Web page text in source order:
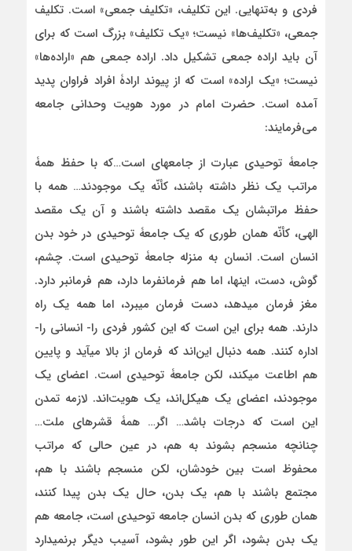
فردی و به‌تنهایی. این تکلیف، «تکلیف جمعی» است. تکلیف
جمعی، «تکلیف‌ها» نیست؛ «یک تکلیف» بزرگ است که برای
آن باید اراده جمعی تشکیل داد. اراده جمعی هم «اراده‌ها»
نیست؛ «یک اراده» است که از پیوند ارادۀ افراد فراوان پدید
آمده است. حضرت امام در مورد هویت وحدانی جامعه
می‌فرمایند:
جامعۀ توحیدی عبارت از جامعه‏ای است…که با حفظ همۀ
مراتب یک نظر داشته باشند، کأنّه یک موجودند… همه با
حفظ مراتبشان یک مقصد داشته باشند و آن یک مقصد
الهی، کأنّه همان طوری که یک جامعۀ توحیدی در خود بدن
انسان است. انسان به منزله جامعۀ توحیدی است. چشم،
گوش، دست، اینها، اما هم فرمانفرما دارد، هم فرمانبر دارد.
مغز فرمان می‏دهد، دست فرمان می‏برد، اما همه یک راه
دارند. همه برای این است که این کشور فردی را- انسانی را-
اداره کنند. همه دنبال این‌اند که فرمان از بالا می‏آید و پایین
هم اطاعت می‏کند، لکن جامعۀ توحیدی است. اعضای یک
موجودند، اعضای یک هیکل‌اند، یک هویت‌اند. لازمه تمدن
این است که درجات باشد… اگر… همۀ قشرهای ملت…
چنانچه منسجم بشوند به هم، در عین حالی که مراتب
محفوظ است بین خودشان، لکن منسجم باشند با هم،
مجتمع باشند با هم، یک بدن، حال یک بدن پیدا کنند،
همان طوری که بدن انسان جامعه توحیدی است، جامعه هم
یک بدن بشود، اگر این طور بشود، آسیب دیگر برنمی‏دارد